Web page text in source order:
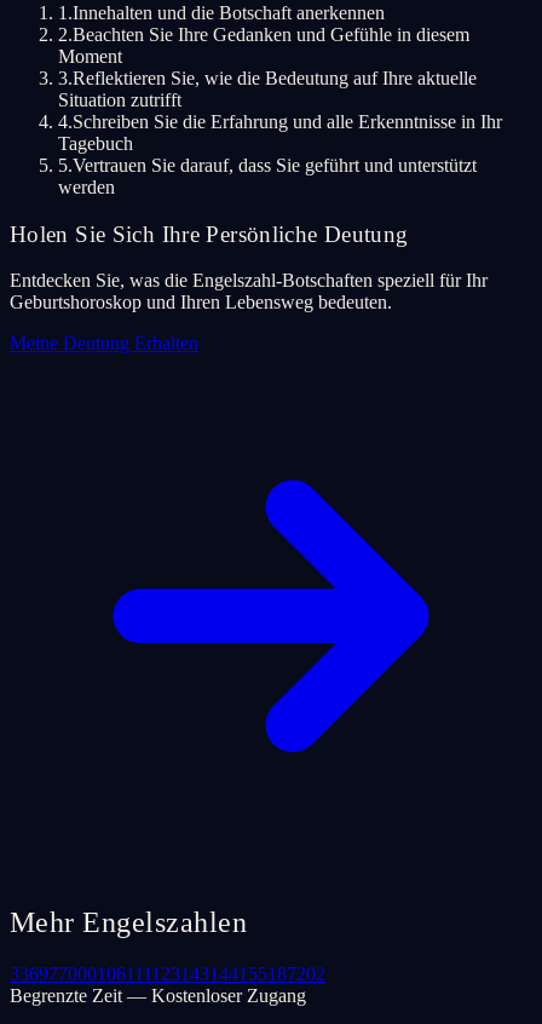
1.Innehalten und die Botschaft anerkennen
2.Beachten Sie Ihre Gedanken und Gefühle in diesem
Moment
3.Reflektieren Sie, wie die Bedeutung auf Ihre aktuelle
Situation zutrifft
4.Schreiben Sie die Erfahrung und alle Erkenntnisse in Ihr
Tagebuch
5.Vertrauen Sie darauf, dass Sie geführt und unterstützt
werden
Holen Sie Sich Ihre Persönliche Deutung
Entdecken Sie, was die Engelszahl-Botschaften speziell für Ihr
Geburtshoroskop und Ihren Lebensweg bedeuten.
Meine Deutung Erhalten
Mehr Engelszahlen
336977000106111123143144155187202
Begrenzte Zeit — Kostenloser Zugang